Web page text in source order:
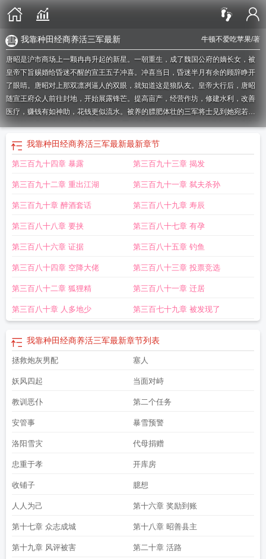
牛顿不爱吃苹果/著
我靠种田经商养活三军最新
唐昭是沪市商场上一颗冉冉升起的新星。一朝重生，成了魏国公府的嫡长女，被
皇帝下旨赐婚给昏迷不醒的宣王五子冲喜。冲喜当日，昏迷半月有余的顾辞睁开
了眼睛。唐昭对上那双凛冽逼人的双眼，就知道这是狼队友。皇帝大行后，唐昭
随宣王府众人前往封地，开始展露锋芒。提高亩产，经营作坊，修建水利，改善
医疗，赚钱有如神助，花钱更似流水。被养的膘肥体壮的三军将士见到她宛若见
到财神下凡。“夫人这般都是看在本将军的面子上”，顾辞人前洋洋得意，人后腆着
一张俊脸哀求，“夫人，咱们井水不犯河水的约定能否不算数。”唐昭冷笑，“谁反
悔谁小狗。”顾辞：“。。。。汪！”种田经商一把抓的天才女主X皮厚心黑不要脸的
战神男主 我靠种田经商养活三军笔趣阁手机版我靠种田经商养活三军最新章节在
田养家我靠种田经商养活三军在线阅读免费 我靠种田经商养活三军TXT
田经商养活三军阅读我靠种田发大财 我靠种田经商养活三军免
校版我靠种田经商养活三军笔趣阁免费阅读 我靠种田经商养活三军完整版免
费我靠种田经商养活三军最新章节
我靠种田经商养活三军笔趣阁无弹窗最新章
养活三军乐文我靠种田经商养活三军完结免费我靠种田经商养活三军精校版免
靠种田经商养活三军笔趣阁最新章节
我靠种田家万贯
我靠种田经商养活三军第
三中文网我靠种田经商养活三军笔趣阁最新我靠种田经商养活三军全本完结免
费我靠种田挣功德我靠种田经商养活三军全文免费阅读我靠种田经商养活三军
网 我靠种田经商养活三军全本免费我靠种田经商养活三军电子书
了我靠种田经商养活三军免费阅读无弹窗 我靠种田经商养活三军无删减全文免
靠种田经商养活三军笔趣阁无弹窗
我靠种田经商养活三军无弹窗
养活三军最新章节免费
我靠种田经商养活三军全文免费
商养活三军牛顿
我靠种田经商养活三军百度 我靠种田经商养活三军无弹窗笔趣
阁 我靠种田经商养活三军牛顿不爱吃苹果 我靠种田经商养活三军起点中文网
三军 列表我靠种田经商养活三军TXT免费我靠种田经商养活三军无错版
无弹窗阅读
我靠种田经商养活三军全文我靠种田经商养活三军笔趣阁最新章节
TXT 我靠种田经商养活三军全文在线
我靠种田经商养活三军免费全文阅读
田经商养活三军手打无错字版
我靠种田经商养活三军顶点中文
活三军最新章节更新我靠种田经商养活三军奇书网我靠种田经商养活三军笔趣
我靠种田经商养活三军最新最新章节
第三百九十四章 暴露 第三百九十三章 揭发
第三百九十二章 重出江湖 第三百九十一章 弑夫杀孙
第三百九十章 醉酒套话 第三百八十九章 寿辰
第三百八十八章 要挟 第三百八十七章 有孕
第三百八十六章 证据 第三百八十五章 钓鱼
第三百八十四章 空降大佬 第三百八十三章 投票竞选
第三百八十二章 狐狸精 第三百八十一章 迁居
第三百八十章 人多地少 第三百七十九章 被发现了
我靠种田经商养活三军最新章节列表
拯救炮灰男配 塞人
妖风四起 当面对峙
教训恶仆 第二个任务
安管事 暴雪预警
洛阳雪灾 代母捐赠
忠重于孝 开库房
收铺子 臆想
人人为己 第十六章 奖励到账
第十七章 众志成城 第十八章 昭善县主
第十九章 风评被害 第二十章 活路